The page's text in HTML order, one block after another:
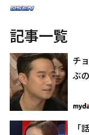
記事一覧
チ
ぶ
「